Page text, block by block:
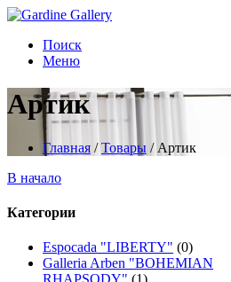
Поиск
Меню
Артик
Главная /Товары / Артик
В начало
Категории
Espocada "LIBERTY" (0)
Galleria Arben "BOHEMIAN